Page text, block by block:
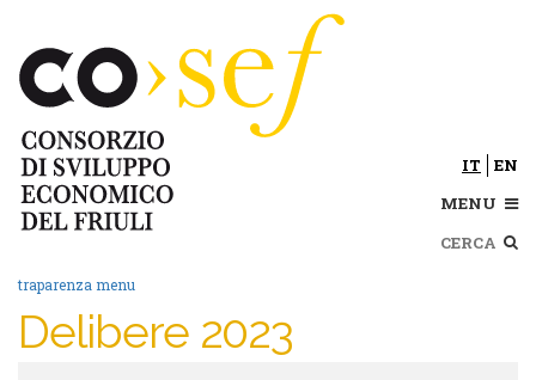
contenuto
principale
IT
EN
MENU
traparenza menu
Delibere 2023